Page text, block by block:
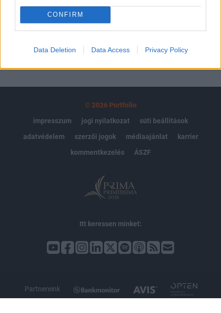
CONFIRM
Data Deletion Data Access Privacy Policy
© 2026 Portfolio
impresszum
jogi nyilatkozat
süti beállítások
adatvédelem
szerzői jogok médiaajánlat
karrier
kommentkezelés
ÁSZF
Itt keressen minket:
Partnereink